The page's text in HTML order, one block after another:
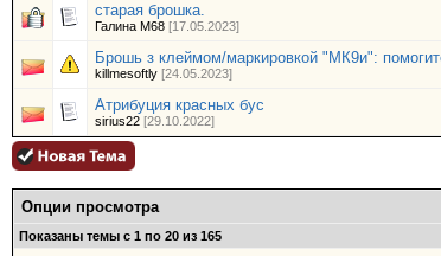
старая брошка.
Галина М68 [17.05.2023]
Брошь з клеймом/маркировкой "МК9и":
killmesoftly [24.05.2023]
Атрибуция красных бус
sirius22 [29.10.2022]
Опции просмотра
Показаны темы с 1 по 20 из 165